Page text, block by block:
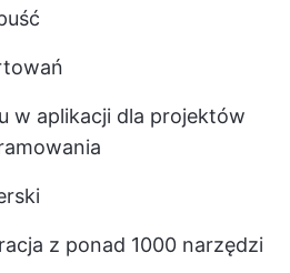
w aplikacji dla projektów
z ponad 1000 narzędzi